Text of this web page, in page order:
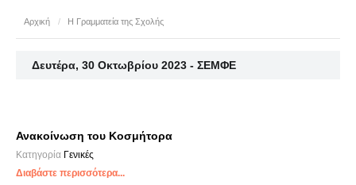
Αρχική / Η Γραμματεία της Σχολής
Δευτέρα, 30 Οκτωβρίου 2023 - ΣΕΜΦΕ
Ανακοίνωση του Κοσμήτορα
Κατηγορία Γενικές
Διαβάστε περισσότερα...